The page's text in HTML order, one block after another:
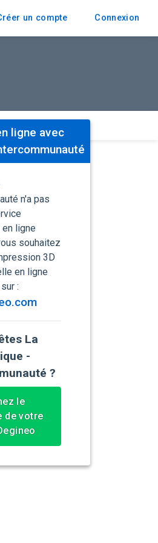
un compte Connexion
ligne avec
n'a pas
ligne
souhaitez
3D
en ligne
:
La
-
?
le
de votre